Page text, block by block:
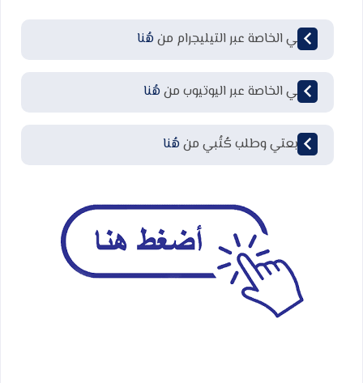
قناتي الخاصة عبر التيليجرام من هُنا
قناتي الخاصة عبر اليوتيوب من هُنا
لمتابعتي وطلب كُتُبي من هُنا